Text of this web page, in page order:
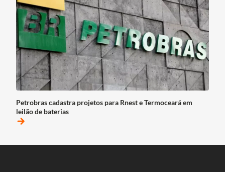
Petrobras cadastra projetos para Rnest e Termoceará em
leilão de baterias
arrow_forward